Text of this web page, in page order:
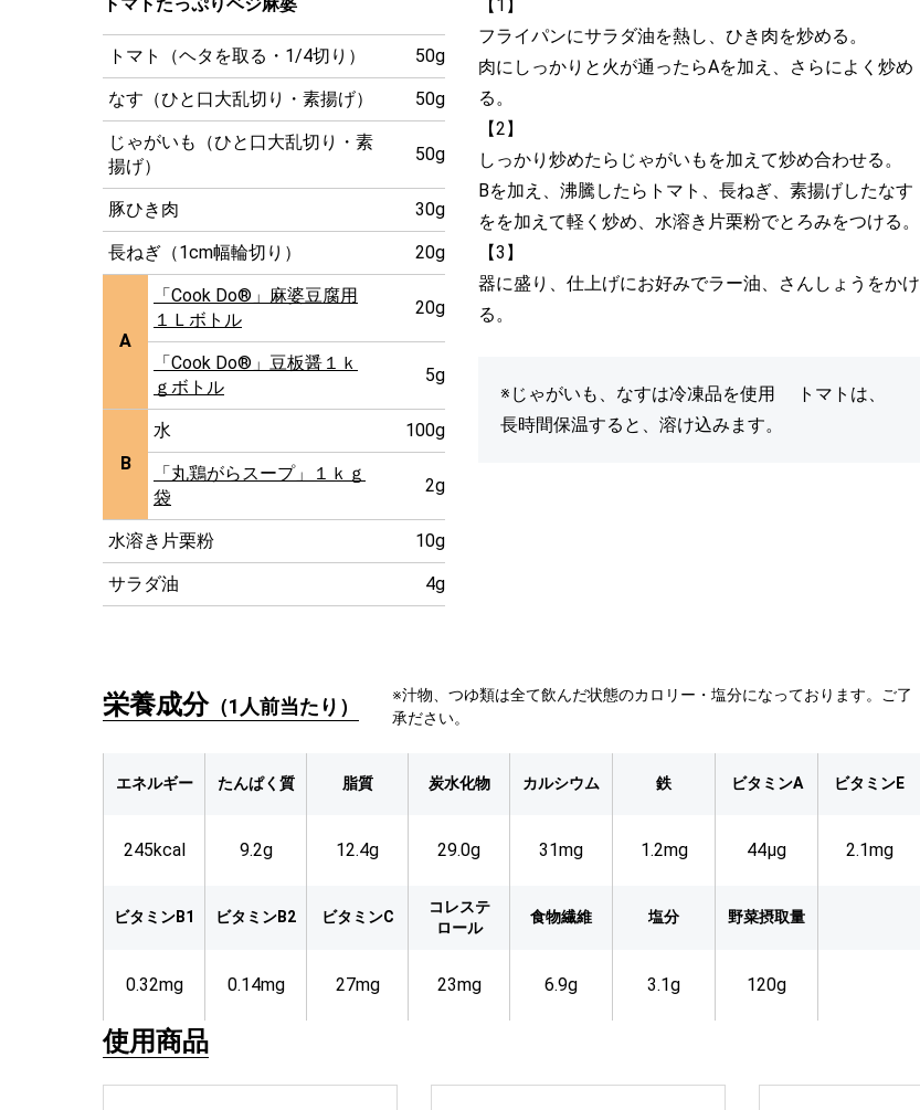
トマト（ヘタを取る・1/4切り） 50g
なす（ひと口大乱切り・素揚げ） 50g
じゃがいも（ひと口大乱切り・素
揚げ）
50g
豚ひき肉 30g
長ねぎ（1cm幅輪切り） 20g
A
「Cook Do®」麻婆豆腐用
１Ｌボトル
20g
「Cook Do®」豆板醤１ｋ
ｇボトル
5g
B
水 100g
「丸鶏がらスープ」１ｋｇ
袋
2g
水溶き片栗粉 10g
サラダ油 4g
【1】
フライパンにサラダ油を熱し、ひき肉を炒める。
肉にしっかりと火が通ったらAを加え、さらによく炒め
る。
【2】
しっかり炒めたらじゃがいもを加えて炒め合わせる。
Bを加え、沸騰したらトマト、長ねぎ、素揚げしたなす
をを加えて軽く炒め、水溶き片栗粉でとろみをつける。
【3】
器に盛り、仕上げにお好みでラー油、さんしょうをかけ
る。
※じゃがいも、なすは冷凍品を使用 トマトは、
長時間保温すると、溶け込みます。
栄養成分（1人前当たり）
※汁物、つゆ類は全て飲んだ状態のカロリー・塩分になっております。ご了
承ださい。
エネルギー たんぱく質 脂質 炭水化物 カルシウム 鉄 ビタミンA ビタミンE
245kcal 9.2g 12.4g 29.0g 31mg 1.2mg 44µg 2.1mg
ビタミンB1 ビタミンB2 ビタミンC
コレステ
ロール
食物繊維 塩分 野菜摂取量
0.32mg 0.14mg 27mg 23mg 6.9g 3.1g 120g
使用商品